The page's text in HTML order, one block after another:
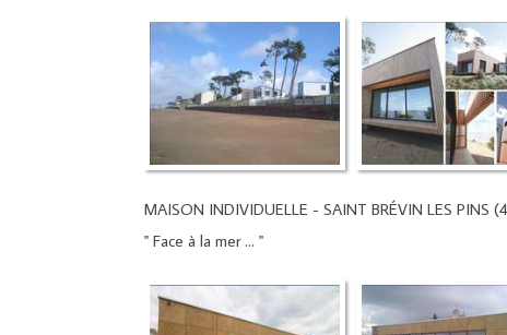
MAISON INDIVIDUELLE - SAINT BRÉVIN LES PINS
" Face à la mer ... "